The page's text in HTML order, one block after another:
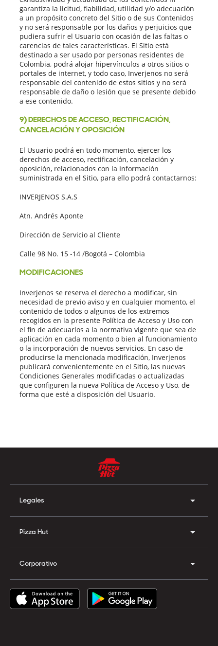
garantiza la licitud, fiabilidad, utilidad y/o adecuación
a un propósito concreto del Sitio o de sus Contenidos
y no será responsable por los daños y perjuicios que
pudiera sufrir el Usuario con ocasión de las faltas o
carencias de tales características. El Sitio está
destinado a ser usado por personas residentes de
Colombia, podrá alojar hipervínculos a otros sitios o
portales de internet, y todo caso, Inverjenos no será
responsable del contenido de estos sitios y no será
responsable de daño o lesión que se presente debido
a ese contenido.
9) DERECHOS DE ACCESO, RECTIFICACIÓN,
CANCELACIÓN Y OPOSICIÓN
El Usuario podrá en todo momento, ejercer los
derechos de acceso, rectificación, cancelación y
oposición, relacionados con la Información
suministrada en el Sitio, para ello podrá contactarnos:
INVERJENOS S.A.S
Atn. Andrés Aponte
Dirección de Servicio al Cliente
Calle 98 No. 15 -14 /Bogotá – Colombia
MODIFICACIONES
Inverjenos se reserva el derecho a modificar, sin
necesidad de previo aviso y en cualquier momento, el
contenido de todos o algunos de los extremos
recogidos en la presente Política de Acceso y Uso con
el fin de adecuarlos a la normativa vigente que sea de
aplicación en cada momento o bien al funcionamiento
o la incorporación de nuevos servicios. En caso de
producirse la mencionada modificación, Inverjenos
publicará convenientemente en el Sitio, las nuevas
Condiciones Generales modificadas o actualizadas
que configuren la nueva Política de Acceso y Uso, de
forma que esté a disposición del Usuario.
Legales
Pizza Hut
Corporativo